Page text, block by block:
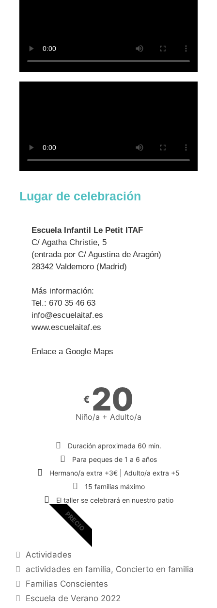
Lugar de celebración
Escuela Infantil Le Petit ITAF
C/ Agatha Christie, 5
(entrada por C/ Agustina de Aragón)
28342 Valdemoro (Madrid)
Más información:
Tel.: 670 35 46 63
info@escuelaitaf.es
www.escuelaitaf.es
Enlace a Google Maps
€ 20
Niño/a + Adulto/a
Duración aproximada 60 min.
Para peques de 1 a 6 años
Hermano/a extra +3€ | Adulto/a extra +5
15 familias máximo
El taller se celebrará en nuestro patio
PRECIO
Actividades
actividades en familia, Concierto en familia
Familias Conscientes
Escuela de Verano 2022